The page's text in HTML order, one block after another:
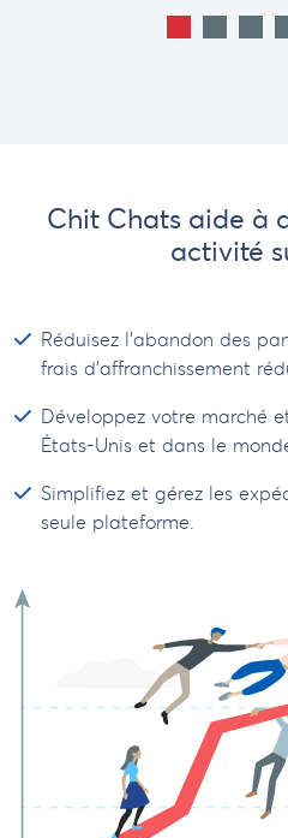
Chit Chats aide à
activité
Réduisez l'abandon des
frais d’affranchissement
Développez votre marché
États-Unis et dans le
Simplifiez et gérez les
seule plateforme.